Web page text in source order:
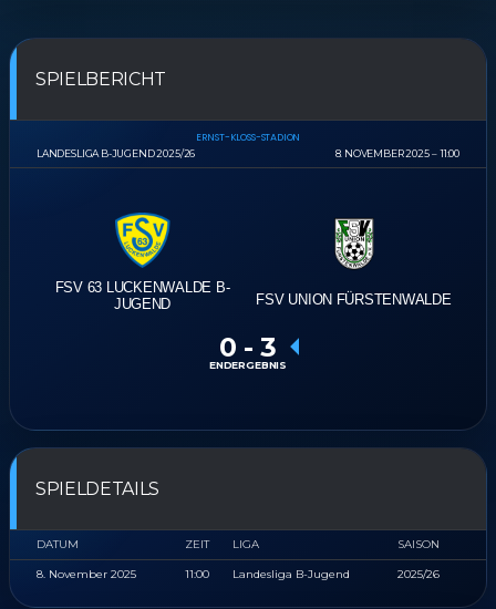
SPIELBERICHT
LANDESLIGA B-JUGEND 2025/26
ERNST-KLOSS-STADION
8. NOVEMBER 2025 11:00
FSV 63 LUCKENWALDE B-
JUGEND
FSV UNION FÜRSTENWALDE
0 - 3
ENDERGEBNIS
SPIELDETAILS
DATUM ZEIT LIGA SAISON
8. November 2025 11:00 Landesliga B-Jugend 2025/26